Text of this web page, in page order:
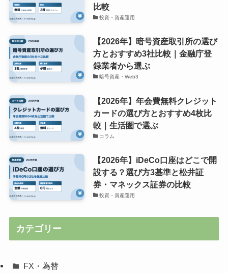
比較
投資・資産運用
【2026年】暗号資産取引所の選び
方とおすすめ3社比較｜金融庁登
録業者から選ぶ
暗号資産・Web3
【2026年】年会費無料クレジット
カードの選び方とおすすめ4枚比
較｜生活圏で選ぶ
コラム
【2026年】iDeCo口座はどこで開
設する？選び方3基準と松井証
券・マネックス証券の比較
投資・資産運用
カテゴリー
FX・為替